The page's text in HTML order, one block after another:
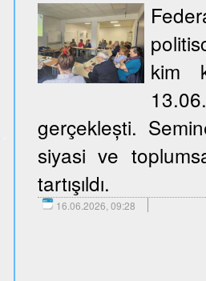
kim
gerçeklești.
siyasi ve
tartışıldı.
16.06.2026, 09:28